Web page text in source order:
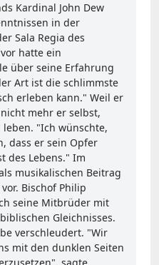
Kardinal John Dew
in der
Sala Regia des
hatte ein
über seine Erfahrung
Art ist die schlimmste
erleben kann." Weil er
mehr er selbst,
"Ich wünschte,
dass er sein Opfer
des Lebens." Im
musikalischen Beitrag
Bischof Philip
seine Mitbrüder mit
Gleichnisses.
verschleudert. "Wir
mit den dunklen Seiten